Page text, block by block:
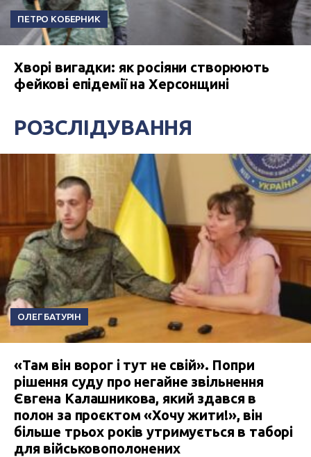
ПЕТРО КОБЕРНИК
Хворі вигадки: як росіяни створюють
фейкові епідемії на Херсонщині
РОЗСЛІДУВАННЯ
ОЛЕГ БАТУРІН
«Там він ворог і тут не свій». Попри
рішення суду про негайне звільнення
Євгена Калашникова, який здався в
полон за проєктом «Хочу жити!», він
більше трьох років утримується в таборі
для військовополонених